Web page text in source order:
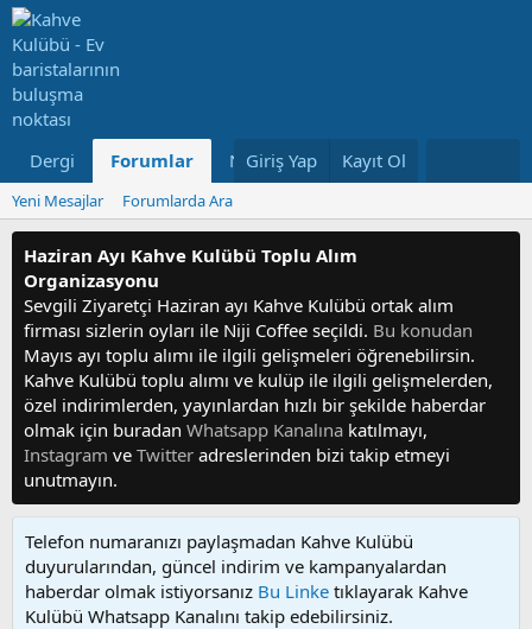
Dergi Forumlar Neler Yeni Kullanıcılar
Giriş Yap Kayıt Ol
Yeni Mesajlar Forumlarda Ara
Haziran Ayı Kahve Kulübü Toplu Alım
Organizasyonu
Sevgili Ziyaretçi Haziran ayı Kahve Kulübü ortak alım
firması sizlerin oyları ile Niji Coffee seçildi. Bu konudan
Mayıs ayı toplu alımı ile ilgili gelişmeleri öğrenebilirsin.
Kahve Kulübü toplu alımı ve kulüp ile ilgili gelişmelerden,
özel indirimlerden, yayınlardan hızlı bir şekilde haberdar
olmak için buradan Whatsapp Kanalına katılmayı,
Instagram ve Twitter adreslerinden bizi takip etmeyi
unutmayın.
Telefon numaranızı paylaşmadan Kahve Kulübü
duyurularından, güncel indirim ve kampanyalardan
haberdar olmak istiyorsanız Bu Linke tıklayarak Kahve
Kulübü Whatsapp Kanalını takip edebilirsiniz.